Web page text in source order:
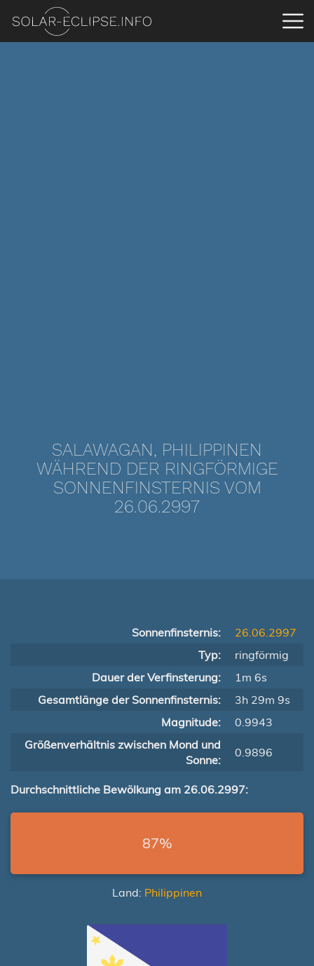
SALAWAGAN, PHILIPPINEN
WÄHREND DER RINGFÖRMIGE
SONNENFINSTERNIS VOM
26.06.2997
Sonnenfinsternis:
26.06.2997
Typ:
ringförmig
Dauer der Verfinsterung:
1m 6s
Gesamtlänge der Sonnenfinsternis:
3h 29m 9s
Magnitude:
0.9943
Größenverhältnis zwischen Mond und
Sonne:
0.9896
Durchschnittliche Bewölkung am 26.06.2997:
87%
Land: Philippinen